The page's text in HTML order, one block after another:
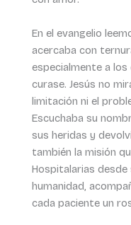
En el evangelio
acercaba con
especialmente a los
curase. Jesús no
limitación ni el
Escuchaba su
sus heridas y
también la misión
Hospitalarias desde
humanidad,
cada paciente un